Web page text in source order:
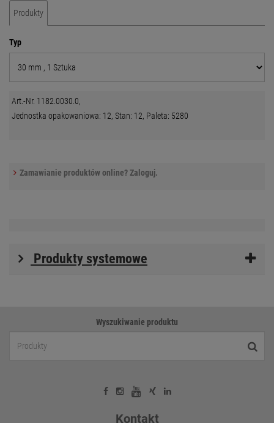
Produkty
Typ
Art.-Nr. 1182.0030.0,
Jednostka opakowaniowa: 12, Stan: 12, Paleta: 5280
Zamawianie produktów online? Zaloguj.
Produkty systemowe
Wyszukiwanie produktu
Kontakt